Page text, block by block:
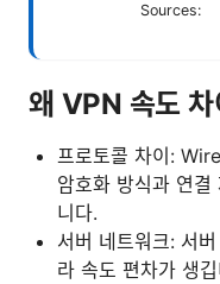
Sources:
왜 VPN 속도
프로토콜 차이:
암호화 방식과 연결
니다.
서버 네트워크: 서
라 속도 편차가 생